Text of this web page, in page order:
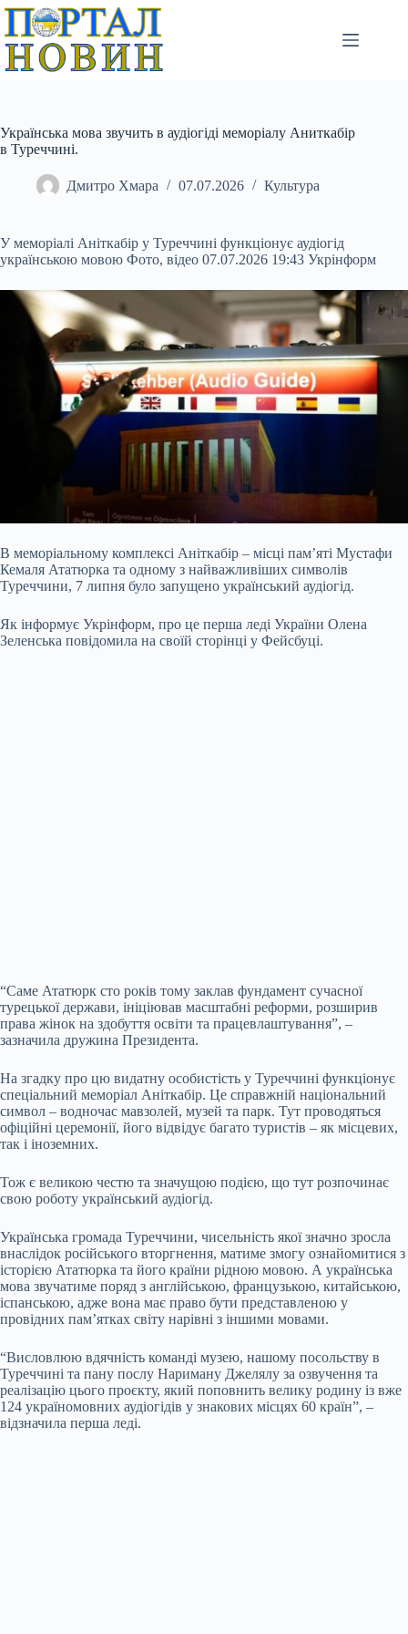
Перейти
вмісту
Українська мова звучить в аудіогіді меморіалу Аниткабір
в Туреччині.
Дмитро Хмара 07.07.2026 Культура
У меморіалі Аніткабір у Туреччині функціонує аудіогід
українською мовою Фото, відео 07.07.2026 19:43 Укрінформ
В меморіальному комплексі Аніткабір – місці пам’яті Мустафи
Кемаля Ататюрка та одному з найважливіших символів
Туреччини, 7 липня було запущено український аудіогід.
Як інформує Укрінформ, про це перша леді України Олена
Зеленська повідомила на своїй сторінці у Фейсбуці.
“Саме Ататюрк сто років тому заклав фундамент сучасної
турецької держави, ініціював масштабні реформи, розширив
права жінок на здобуття освіти та працевлаштування”, –
зазначила дружина Президента.
На згадку про цю видатну особистість у Туреччині функціонує
спеціальний меморіал Аніткабір. Це справжній національний
символ – водночас мавзолей, музей та парк. Тут проводяться
офіційні церемонії, його відвідує багато туристів – як місцевих,
так і іноземних.
Тож є великою честю та значущою подією, що тут розпочинає
свою роботу український аудіогід.
Українська громада Туреччини, чисельність якої значно зросла
внаслідок російського вторгнення, матиме змогу ознайомитися з
історією Ататюрка та його країни рідною мовою. А українська
мова звучатиме поряд з англійською, французькою, китайською,
іспанською, адже вона має право бути представленою у
провідних пам’ятках світу нарівні з іншими мовами.
“Висловлюю вдячність команді музею, нашому посольству в
Туреччині та пану послу Нариману Джелялу за озвучення та
реалізацію цього проєкту, який поповнить велику родину із вже
124 україномовних аудіогідів у знакових місцях 60 країн”, –
відзначила перша леді.